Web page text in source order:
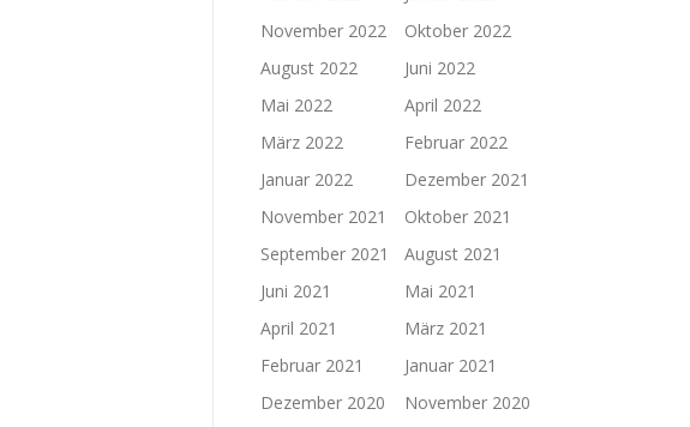
November 2022
Oktober 2022
August 2022
Juni 2022
Mai 2022
April 2022
März 2022
Februar 2022
Januar 2022
Dezember 2021
November 2021
Oktober 2021
September 2021
August 2021
Juni 2021
Mai 2021
April 2021
März 2021
Februar 2021
Januar 2021
Dezember 2020
November 2020